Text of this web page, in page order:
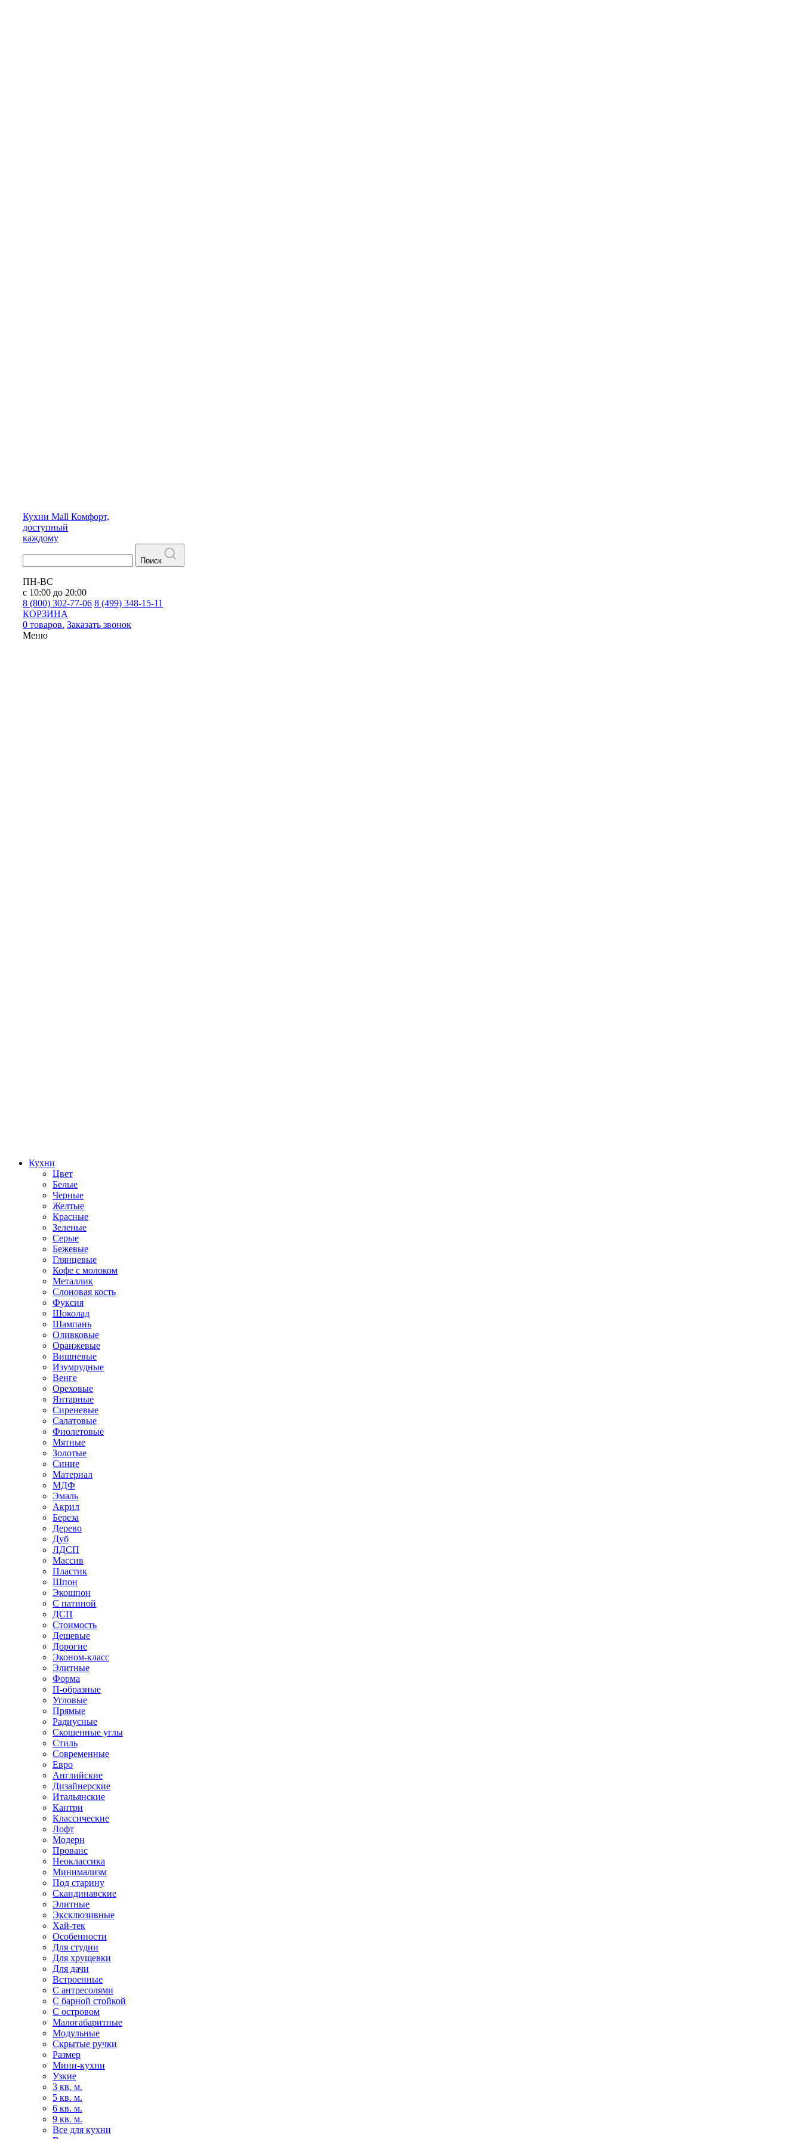
Кухни Mall Комфорт,
доступный
каждому
Поиск
ПН-ВС
с 10:00 до 20:00
8 (800) 302-77-06 8 (499) 348-15-11
КОРЗИНА
0 товаров. Заказать звонок
Меню
Кухни
Цвет
Белые
Черные
Желтые
Красные
Зеленые
Серые
Бежевые
Глянцевые
Кофе с молоком
Металлик
Слоновая кость
Фуксия
Шоколад
Шампань
Оливковые
Оранжевые
Вишневые
Изумрудные
Венге
Ореховые
Янтарные
Сиреневые
Салатовые
Фиолетовые
Мятные
Золотые
Синие
Материал
МДФ
Эмаль
Акрил
Береза
Дерево
Дуб
ЛДСП
Массив
Пластик
Шпон
Экошпон
С патиной
ДСП
Стоимость
Дешевые
Дорогие
Эконом-класс
Элитные
Форма
П-образные
Угловые
Прямые
Радиусные
Скошенные углы
Стиль
Современные
Евро
Английские
Дизайнерские
Итальянские
Кантри
Классические
Лофт
Модерн
Прованс
Неоклассика
Минимализм
Под старину
Скандинавские
Элитные
Эксклюзивные
Хай-тек
Особенности
Для студии
Для хрущевки
Для дачи
Встроенные
С антресолями
С барной стойкой
С островом
Малогабаритные
Модульные
Скрытые ручки
Размер
Мини-кухни
Узкие
3 кв. м.
5 кв. м.
6 кв. м.
9 кв. м.
Все для кухни